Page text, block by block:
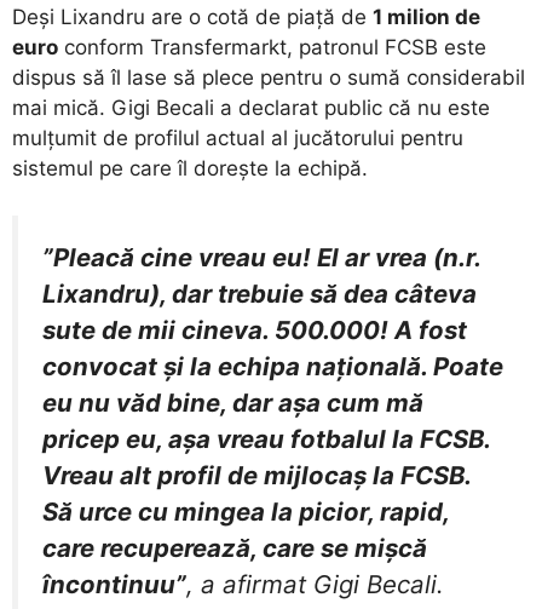
​Deși Lixandru are o cotă de piață de 1 milion de
euro conform Transfermarkt, patronul FCSB este
dispus să îl lase să plece pentru o sumă considerabil
mai mică. Gigi Becali a declarat public că nu este
mulțumit de profilul actual al jucătorului pentru
sistemul pe care îl dorește la echipă.
”Pleacă cine vreau eu! El ar vrea (n.r.
Lixandru), dar trebuie să dea câteva
sute de mii cineva. 500.000! A fost
convocat și la echipa națională. Poate
eu nu văd bine, dar așa cum mă
pricep eu, așa vreau fotbalul la FCSB.
Vreau alt profil de mijlocaș la FCSB.
Să urce cu mingea la picior, rapid,
care recuperează, care se mișcă
încontinuu”, a afirmat Gigi Becali.